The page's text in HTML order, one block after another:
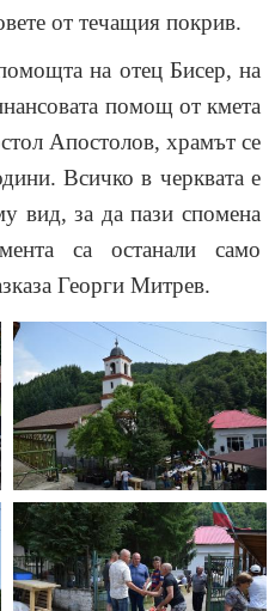
от течащия покрив.
на отец Бисер, на
помощ от кмета
Апостолов, храмът се
Всичко в черквата е
вид, за да пази спомена
са останали само
Георги Митрев.